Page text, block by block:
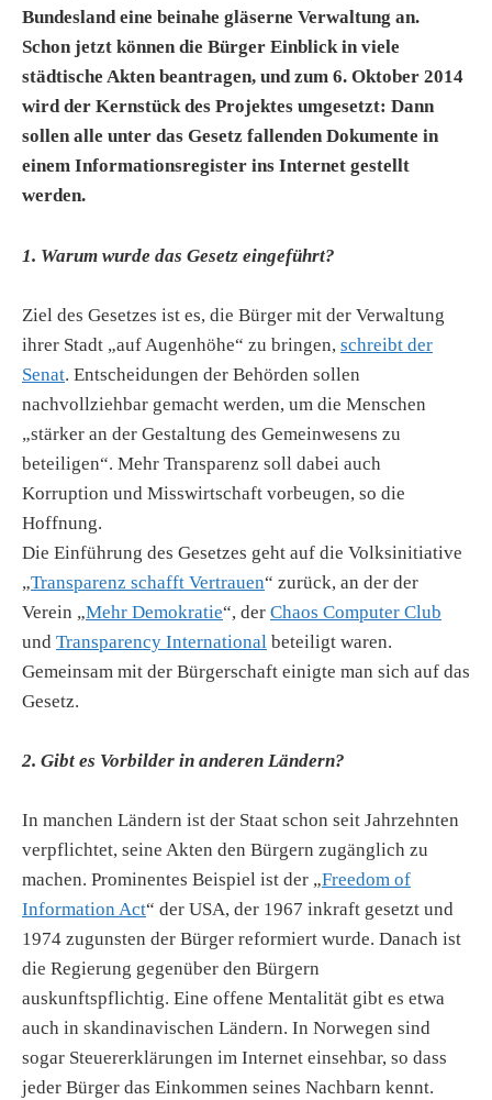
Bundesland eine beinahe gläserne Verwaltung an.
Schon jetzt können die Bürger Einblick in viele
städtische Akten beantragen, und zum 6. Oktober 2014
wird der Kernstück des Projektes umgesetzt: Dann
sollen alle unter das Gesetz fallenden Dokumente in
einem Informationsregister ins Internet gestellt
werden.
1. Warum wurde das Gesetz eingeführt?
Ziel des Gesetzes ist es, die Bürger mit der Verwaltung
ihrer Stadt „auf Augenhöhe“ zu bringen, schreibt der
Senat. Entscheidungen der Behörden sollen
nachvollziehbar gemacht werden, um die Menschen
„stärker an der Gestaltung des Gemeinwesens zu
beteiligen“. Mehr Transparenz soll dabei auch
Korruption und Misswirtschaft vorbeugen, so die
Hoffnung.
Die Einführung des Gesetzes geht auf die Volksinitiative
„Transparenz schafft Vertrauen“ zurück, an der der
Verein „Mehr Demokratie“, der Chaos Computer Club
und Transparency International beteiligt waren.
Gemeinsam mit der Bürgerschaft einigte man sich auf das
Gesetz.
2. Gibt es Vorbilder in anderen Ländern?
In manchen Ländern ist der Staat schon seit Jahrzehnten
verpflichtet, seine Akten den Bürgern zugänglich zu
machen. Prominentes Beispiel ist der „Freedom of
Information Act“ der USA, der 1967 inkraft gesetzt und
1974 zugunsten der Bürger reformiert wurde. Danach ist
die Regierung gegenüber den Bürgern
auskunftspflichtig. Eine offene Mentalität gibt es etwa
auch in skandinavischen Ländern. In Norwegen sind
sogar Steuererklärungen im Internet einsehbar, so dass
jeder Bürger das Einkommen seines Nachbarn kennt.